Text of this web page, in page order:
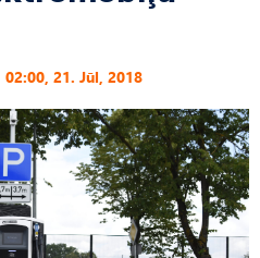
02:00, 21. Jūl, 2018